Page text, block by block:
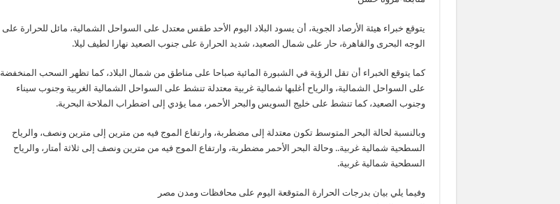
والعظمى
بالقاهرة
34
يتوقع خبراء هيئة الأرصاد الجوية، أن يسود البلاد اليوم الأحد طقس معتدل على السواحل الشمالية، مائل للحرارة على
الوجه البحرى والقاهرة، حار على شمال الصعيد، شديد الحرارة على جنوب الصعيد نهارا لطيف ليلا.
كما يتوقع الخبراء أن تقل الرؤية في الشبورة المائية صباحا على مناطق من شمال البلاد، كما تظهر السحب المنخفضة
على السواحل الشمالية، والرياح أغلبها شمالية غربية معتدلة تنشط على السواحل الشمالية الغربية وجنوب سيناء
وجنوب الصعيد، كما تنشط على خليج السويس والبحر الأحمر، مما يؤدي إلى اضطراب الملاحة البحرية.
وبالنسبة لحالة البحر المتوسط تكون معتدلة إلى مضطربة، وارتفاع الموج فيه من مترين إلى مترين ونصف، والرياح
السطحية شمالية غربية.. وحالة البحر الأحمر مضطربة، وارتفاع الموج فيه من مترين ونصف إلى ثلاثة أمتار، والرياح
السطحية شمالية غربية.
وفيما يلي بيان بدرجات الحرارة المتوقعة اليوم على محافظات ومدن مصر